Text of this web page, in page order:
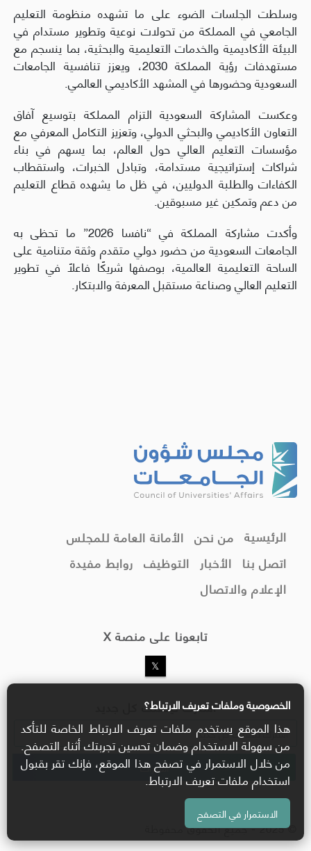
وسلطت الجلسات الضوء على ما تشهده منظومة التعليم
الجامعي في المملكة من تحولات نوعية وتطوير مستدام في
البيئة الأكاديمية والخدمات التعليمية والبحثية، بما ينسجم مع
مستهدفات رؤية المملكة 2030، ويعزز تنافسية الجامعات
السعودية وحضورها في المشهد الأكاديمي العالمي.
وعكست المشاركة السعودية التزام المملكة بتوسيع آفاق
التعاون الأكاديمي والبحثي الدولي، وتعزيز التكامل المعرفي مع
مؤسسات التعليم العالي حول العالم، بما يسهم في بناء
شراكات إستراتيجية مستدامة، وتبادل الخبرات، واستقطاب
الكفاءات والطلبة الدوليين، في ظل ما يشهده قطاع التعليم
من دعم وتمكين غير مسبوقين.
وأكدت مشاركة المملكة في “نافسا 2026” ما تحظى به
الجامعات السعودية من حضور دولي متقدم وثقة متنامية على
الساحة التعليمية العالمية، بوصفها شريكًا فاعلًا في تطوير
التعليم العالي وصناعة مستقبل المعرفة والابتكار.
الرئيسية من نحن الأمانة العامة للمجلس
اتصل بنا الأخبار التوظيف روابط مفيدة
الإعلام والاتصال
تابعونا على منصة X
اشترك ليصلك كل جديد
© 2025 - جميع الحقوق محفوظة
الخصوصية وملفات تعريف الارتباط؟
هذا الموقع يستخدم ملفات تعريف الارتباط الخاصة للتأكد
من سهولة الاستخدام وضمان تحسين تجربتك أثناء التصفح.
من خلال الاستمرار في تصفح هذا الموقع، فإنك تقر بقبول
استخدام ملفات تعريف الارتباط.
الاستمرار في التصفح